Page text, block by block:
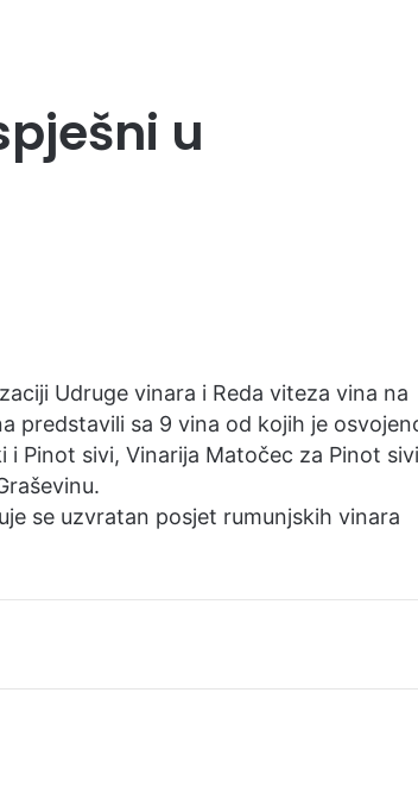
u
Udruge vinara i Reda viteza vina na
predstavili sa 9 vina od kojih je
i Pinot sivi, Vinarija Matočec za Pinot
se uzvratan posjet rumunjskih vinara